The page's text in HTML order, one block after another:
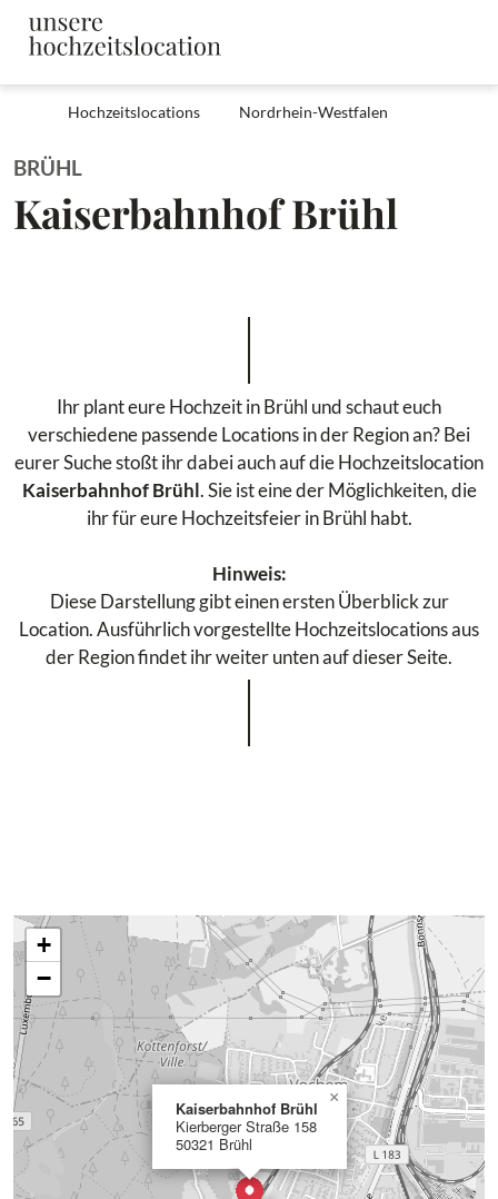
Hochzeitslocations Nordrhein-Westfalen
BRÜHL
Kaiserbahnhof Brühl
Ihr plant eure Hochzeit in Brühl und schaut euch
verschiedene passende Locations in der Region an? Bei
eurer Suche stoßt ihr dabei auch auf die Hochzeitslocation
Kaiserbahnhof Brühl. Sie ist eine der Möglichkeiten, die
ihr für eure Hochzeitsfeier in Brühl habt.
Hinweis:
Diese Darstellung gibt einen ersten Überblick zur
Location. Ausführlich vorgestellte Hochzeitslocations aus
der Region findet ihr weiter unten auf dieser Seite.
Kaiserbahnhof Brühl
Kierberger Straße 158
50321 Brühl
×
+
−